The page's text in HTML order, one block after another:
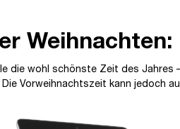
die wohl schönste Zeit des Jahres
Die Vorweihnachtszeit kann jedoch